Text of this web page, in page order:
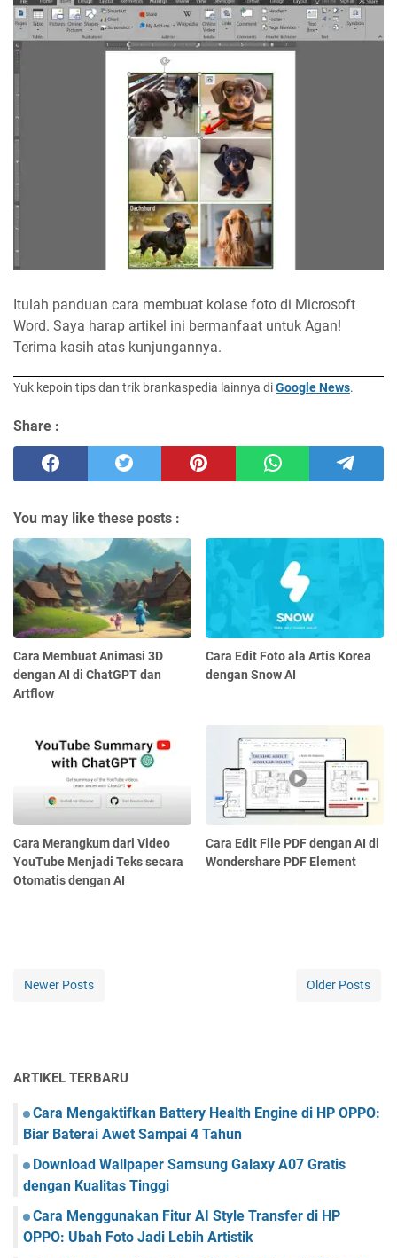
Itulah panduan cara membuat kolase foto di Microsoft
Word. Saya harap artikel ini bermanfaat untuk Agan!
Terima kasih atas kunjungannya.
Yuk kepoin tips dan trik brankaspedia lainnya diGoogle News.
Share :
You may like these posts :
Cara Membuat Animasi 3D
dengan AI di ChatGPT dan
Artflow
Cara Edit Foto ala Artis Korea
dengan Snow AI
Cara Merangkum dari Video
YouTube Menjadi Teks secara
Otomatis dengan AI
Cara Edit File PDF dengan AI di
Wondershare PDF Element
Newer Posts Older Posts
ARTIKEL TERBARU
Cara Mengaktifkan Battery Health Engine di HP OPPO:
Biar Baterai Awet Sampai 4 Tahun
Download Wallpaper Samsung Galaxy A07 Gratis
dengan Kualitas Tinggi
Cara Menggunakan Fitur AI Style Transfer di HP
OPPO: Ubah Foto Jadi Lebih Artistik